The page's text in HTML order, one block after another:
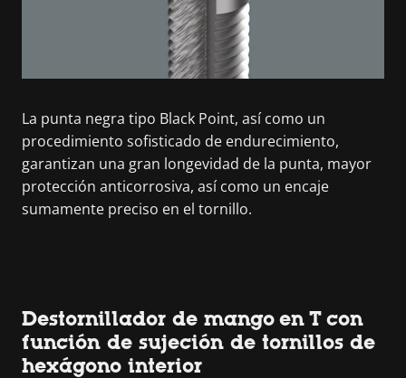
La punta negra tipo Black Point, así como un
procedimiento sofisticado de endurecimiento,
garantizan una gran longevidad de la punta, mayor
protección anticorrosiva, así como un encaje
sumamente preciso en el tornillo.
Destornillador de mango en T con
función de sujeción de tornillos de
hexágono interior